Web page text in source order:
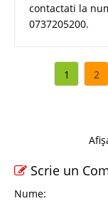
contactati la
0737205200.
1 2
Scrie un
Nume: